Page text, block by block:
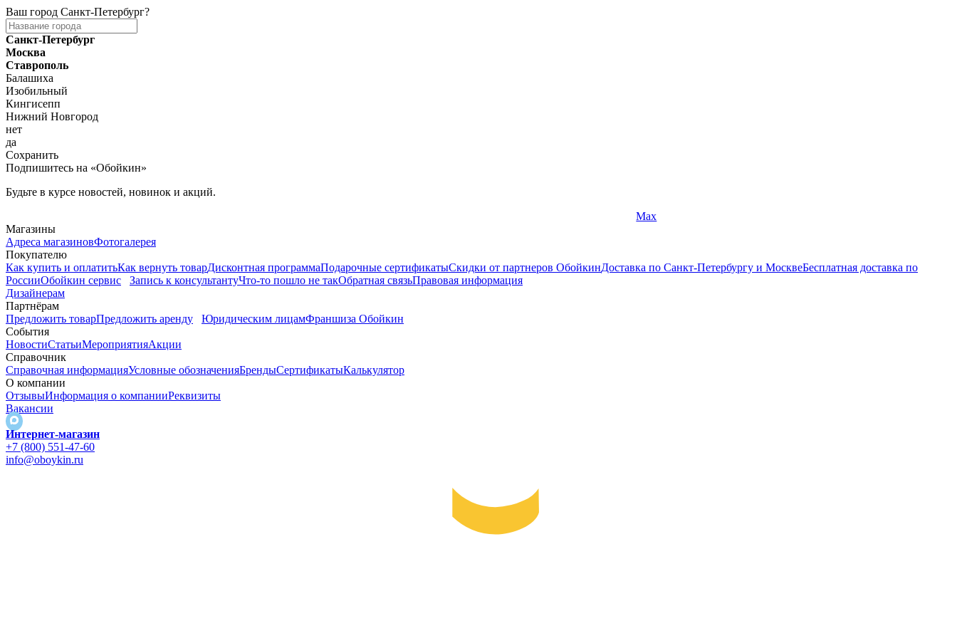
Ваш город Санкт-Петербург?
Санкт-Петербург
Москва
Ставрополь
Балашиха
Изобильный
Кингисепп
Нижний Новгород
нет
да
Сохранить
Подпишитесь на «Обойкин»
Будьте в курсе новостей, новинок и акций.
Max
Магазины
Адреса магазиновФотогалерея
Покупателю
Как купить и оплатитьКак вернуть товарДисконтная программаПодарочные сертификатыСкидки от партнеров ОбойкинДоставка по Санкт-Петербургу и МосквеБесплатная доставка по
РоссииОбойкин сервис Запись к консультантуЧто-то пошло не такОбратная связьПравовая информация
Дизайнерам
Партнёрам
Предложить товарПредложить аренду Юридическим лицамФраншиза Обойкин
События
НовостиСтатьиМероприятияАкции
Справочник
Справочная информацияУсловные обозначенияБрендыСертификатыКалькулятор
О компании
ОтзывыИнформация о компанииРеквизиты
Вакансии
Интернет-магазин
+7 (800) 551-47-60
info@oboykin.ru